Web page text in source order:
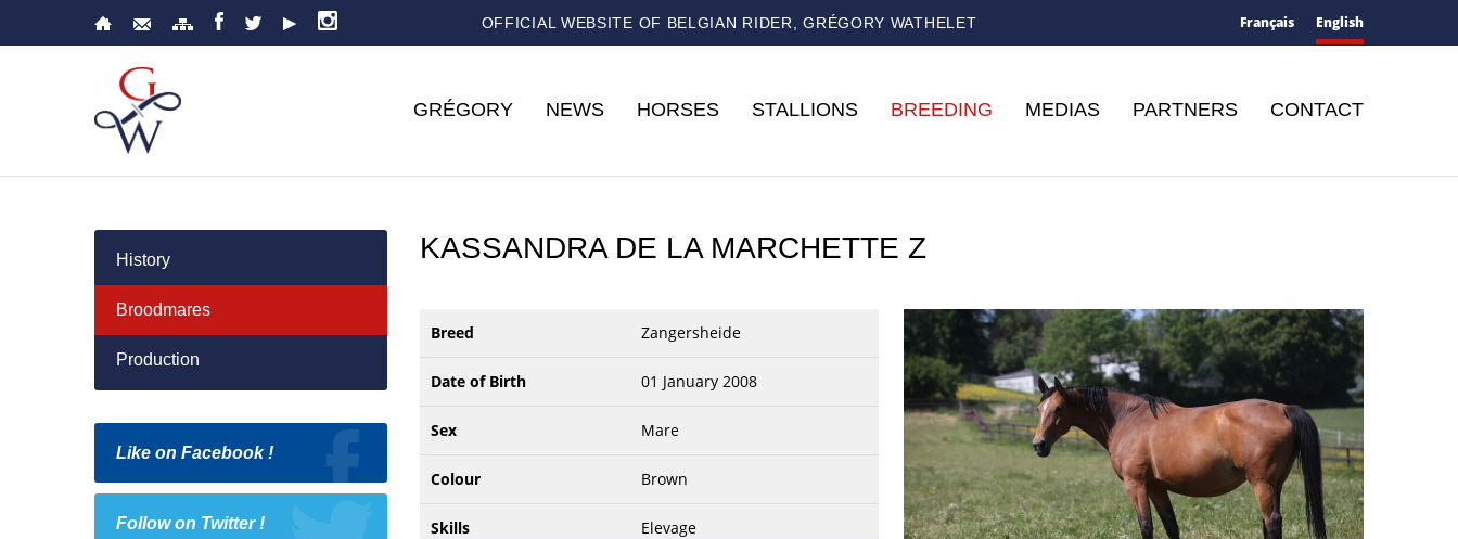
OFFICIAL WEBSITE OF BELGIAN RIDER, GRÉGORY WATHELET Français English
GRÉGORY NEWS HORSES STALLIONS BREEDING MEDIAS PARTNERS CONTACT
History
Broodmares
Production
Like on Facebook !
Follow on Twitter !
KASSANDRA DE LA MARCHETTE Z
Breed Zangersheide
Date of Birth 01 January 2008
Sex Mare
Colour Brown
Skills Elevage